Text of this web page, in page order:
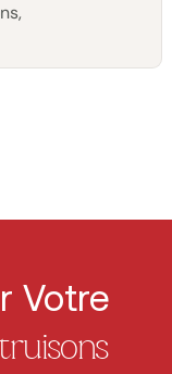
Votre